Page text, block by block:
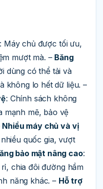
: Máy chủ được tối ưu,
mượt mà. – Băng
dùng có thể tải và
không lo hết dữ liệu. –
: Chính sách không
mạnh mẽ, bảo vệ
Nhiều máy chủ và vị
quốc gia, vượt
bảo mật nâng cao:
chia đôi đường hầm
năng khác. – Hỗ trợ